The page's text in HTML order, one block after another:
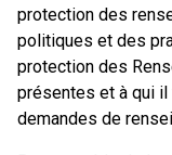
protection des
politiques et des
protection des
présentes et à qui
demandes de